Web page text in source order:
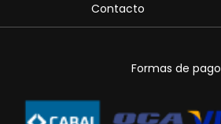
Contacto
Formas de pago